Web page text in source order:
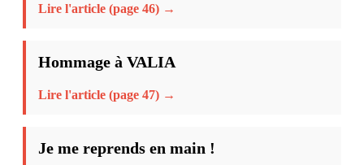
Lire l'article (page 46) →
Hommage à VALIA
Lire l'article (page 47) →
Je me reprends en main !